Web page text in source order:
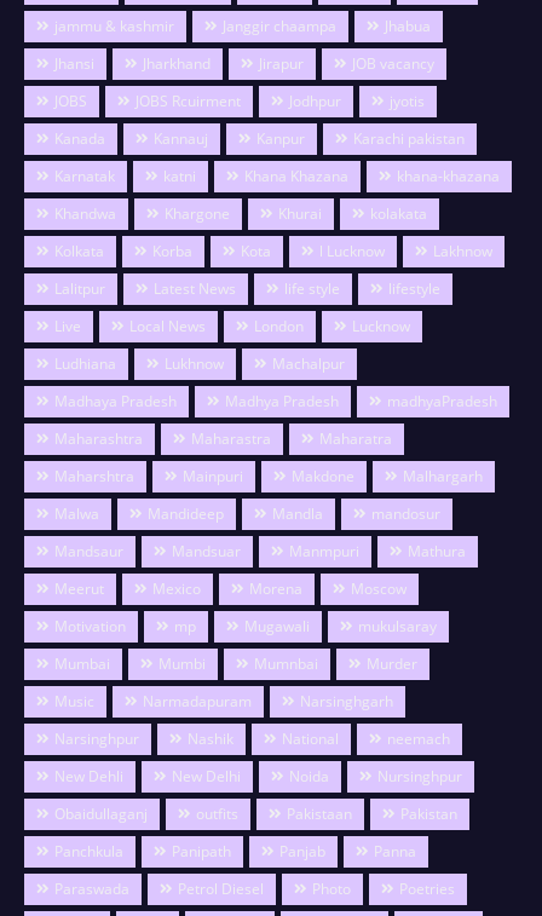
jammu & kashmir
Janggir chaampa
Jhabua
Jhansi
Jharkhand Jirapur
JOB vacancy
JOBS
JOBS Rcuirment Jodhpur
jyotis
Kanada
Kannauj Kanpur
Karachi pakistan
Karnatak
katni Khana Khazana
khana-khazana
Khandwa
Khargone Khurai
kolakata
Kolkata
Korba Kota l Lucknow
Lakhnow
Lalitpur
Latest News life style
lifestyle
Live
Local News London
Lucknow
Ludhiana
Lukhnow
Machalpur
Madhaya Pradesh
Madhya Pradesh
madhyaPradesh
Maharashtra
Maharastra
Maharatra
Maharshtra
Mainpuri Makdone
Malhargarh
Malwa
Mandideep Mandla
mandosur
Mandsaur
Mandsuar Manmpuri
Mathura
Meerut
Mexico Morena
Moscow
Motivation
mp Mugawali
mukulsaray
Mumbai
Mumbi Mumnbai
Murder
Music
Narmadapuram
Narsinghgarh
Narsinghpur
Nashik National
neemach
New Dehli
New Delhi Noida
Nursinghpur
Obaidullaganj
outfits Pakistaan
Pakistan
Panchkula
Panipath Panjab
Panna
Paraswada
Petrol Diesel Photo
Poetries